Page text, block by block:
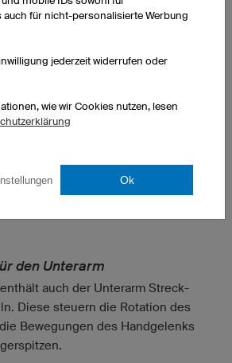
den Unterarm
auch der Unterarm Streck-
Diese steuern die Rotation des
Bewegungen des Handgelenks
auch für nicht-personalisierte Werbung
jederzeit widerrufen oder
wie wir Cookies nutzen, lesen
Ok